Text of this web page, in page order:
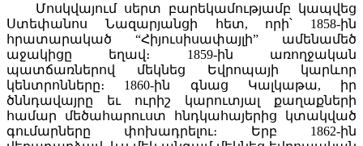
Մոսկվայում սերտ բարեկամությամբ կապվեց
Ստեփանոս Նազարյանցի հետ, որի՝ 1858-ին
հրատարակած “Հիյուսիսափայլի” ամենամեծ
աջակիցը եղավ։ 1859-ին առողջական
պատճառներով մեկնեց Եվրոպայի կարևոր
կենտրոնները։ 1860-ին գնաց Կալկաթա, իր
ծննդավայրը եւ ուրիշ կարուտյալ քաղաքների
համար մեծահարուստ հնդկահայերից կտակված
գումարները փոխադրելու։ Երբ 1862-ին